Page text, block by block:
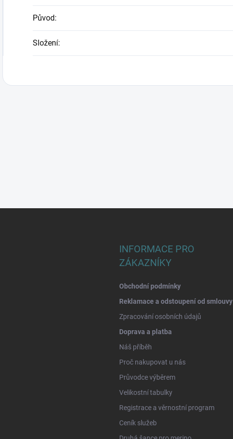
Původ:
Složení:
INFORMACE PRO
ZÁKAZNÍKY
Obchodní podmínky
Reklamace a odstoupení od smlouvy
Zpracování osobních údajů
Doprava a platba
Náš příběh
Proč nakupovat u nás
Průvodce výběrem
Velikostní tabulky
Registrace a věrnostní program
Ceník služeb